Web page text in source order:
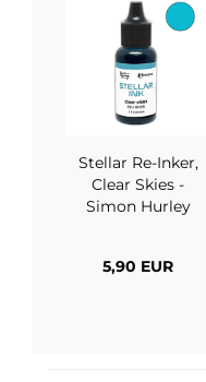
Stellar Re-Inker,
Clear Skies -
Simon Hurley
5,90 EUR